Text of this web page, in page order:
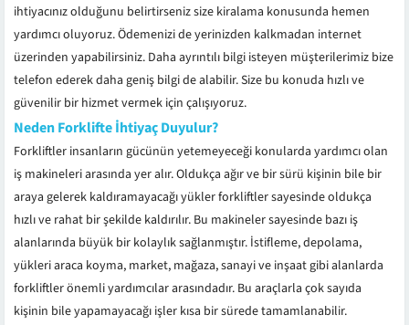
ihtiyacınız olduğunu belirtirseniz size kiralama konusunda hemen
yardımcı oluyoruz. Ödemenizi de yerinizden kalkmadan internet
üzerinden yapabilirsiniz. Daha ayrıntılı bilgi isteyen müşterilerimiz bize
telefon ederek daha geniş bilgi de alabilir. Size bu konuda hızlı ve
güvenilir bir hizmet vermek için çalışıyoruz.
Neden Forklifte İhtiyaç Duyulur?
Forkliftler insanların gücünün yetemeyeceği konularda yardımcı olan
iş makineleri arasında yer alır. Oldukça ağır ve bir sürü kişinin bile bir
araya gelerek kaldıramayacağı yükler forkliftler sayesinde oldukça
hızlı ve rahat bir şekilde kaldırılır. Bu makineler sayesinde bazı iş
alanlarında büyük bir kolaylık sağlanmıştır. İstifleme, depolama,
yükleri araca koyma, market, mağaza, sanayi ve inşaat gibi alanlarda
forkliftler önemli yardımcılar arasındadır. Bu araçlarla çok sayıda
kişinin bile yapamayacağı işler kısa bir sürede tamamlanabilir.